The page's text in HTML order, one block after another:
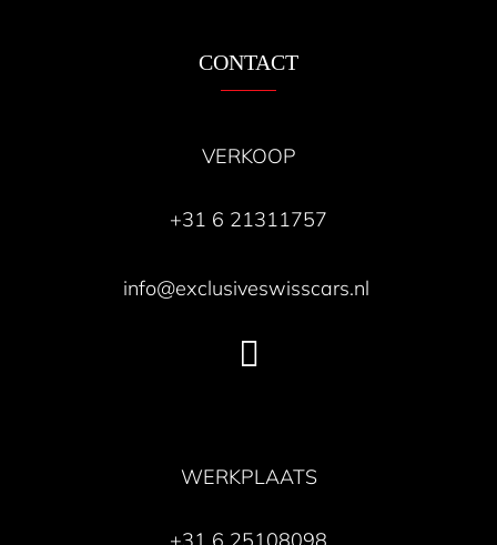
CONTACT
VERKOOP
+31 6 21311757
info@exclusiveswisscars.nl
WERKPLAATS